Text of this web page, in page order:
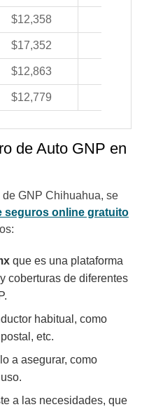
$12,358
$17,352
$12,863
$12,779
de Auto GNP en
GNP Chihuahua, se
seguros online gratuito
que es una plataforma
coberturas de diferentes
habitual, como
etc.
a asegurar, como
a las necesidades, que